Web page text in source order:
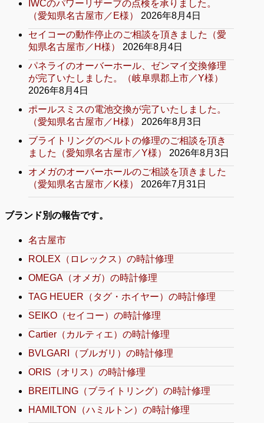
IWCのパワーリザーブの点検を承りました。
（愛知県名古屋市／E様）
2026年8月4日
セイコーの動作停止のご相談を頂きました（愛
知県名古屋市／H様）
2026年8月4日
パネライのオーバーホール、ゼンマイ交換修理
が完了いたしました。（岐阜県郡上市／Y様）
2026年8月4日
ポールスミスの電池交換が完了いたしました。
（愛知県名古屋市／H様）
2026年8月3日
ブライトリングのベルトの修理のご相談を頂き
ました（愛知県名古屋市／Y様）
2026年8月3日
オメガのオーバーホールのご相談を頂きました
（愛知県名古屋市／K様）
2026年7月31日
ブランド別の報告です。
名古屋市
ROLEX（ロレックス）の時計修理
OMEGA（オメガ）の時計修理
TAG HEUER（タグ・ホイヤー）の時計修理
SEIKO（セイコー）の時計修理
Cartier（カルティエ）の時計修理
BVLGARI（ブルガリ）の時計修理
ORIS（オリス）の時計修理
BREITLING（ブライトリング）の時計修理
HAMILTON（ハミルトン）の時計修理